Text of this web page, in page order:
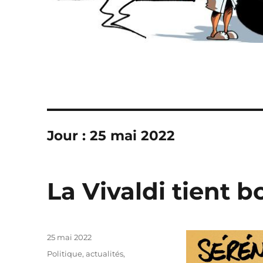
Jour :25 mai 2022
La Vivaldi tient
Publié
25 mai 2022
Catégories
Politique, actualités,